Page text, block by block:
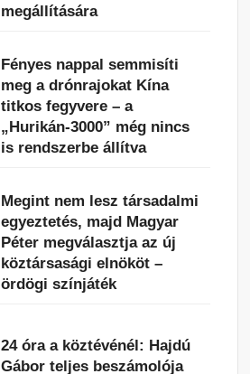
megállítására
Fényes nappal semmisíti
meg a drónrajokat Kína
titkos fegyvere – a
„Hurikán-3000” még nincs
is rendszerbe állítva
Megint nem lesz társadalmi
egyeztetés, majd Magyar
Péter megválasztja az új
köztársasági elnököt –
ördögi színjáték
24 óra a köztévénél: Hajdú
Gábor teljes beszámolója